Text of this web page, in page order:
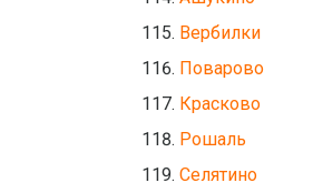
Вербилки
Поварово
Красково
Рошаль
Селятино